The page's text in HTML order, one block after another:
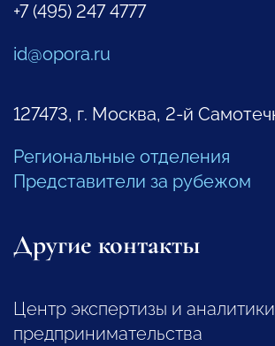
+7 (495) 247 4777
id@opora.ru
127473, г. Москва, 2-й
Региональные отделения
Представители за рубежом
Другие контакты
Центр экспертизы и
предпринимательства